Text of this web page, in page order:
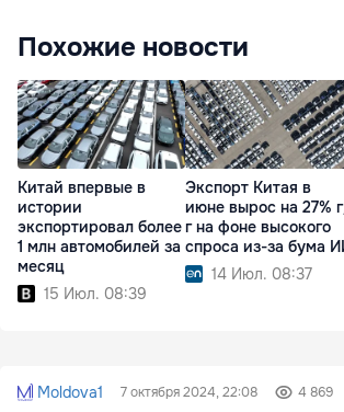
Похожие новости
Китай впервые в
истории
экспортировал более
1 млн автомобилей за
месяц
15 Июл. 08:39
Экспорт Китая в
июне вырос на 27%
г на фоне высокого
спроса из-за бума
14 Июл. 08:37
Moldova1 7 октября 2024, 22:08 4 869